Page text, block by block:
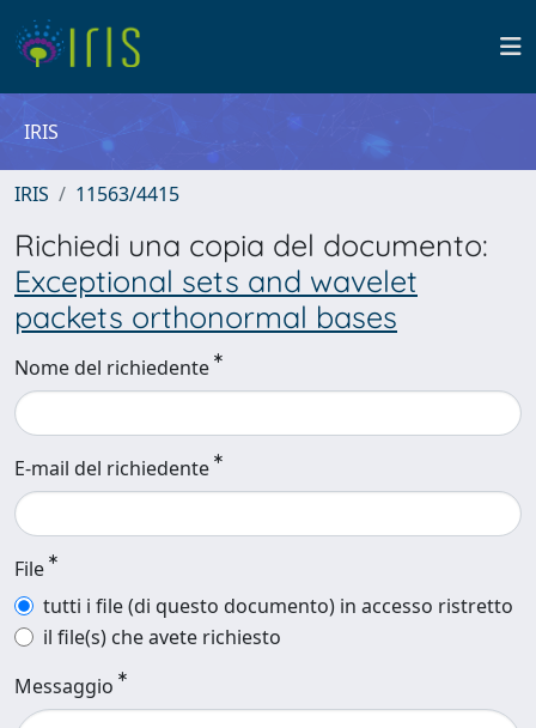
IRIS
IRIS 11563/4415
Richiedi una copia del documento:
Exceptional sets and wavelet
packets orthonormal bases
Nome del richiedente
E-mail del richiedente
File
tutti i file (di questo documento) in accesso ristretto
il file(s) che avete richiesto
Messaggio